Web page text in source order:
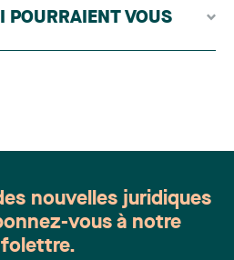
composé de praticiens
la famille provenant de
Cette distinction
POURRAIENT VOUS
nouvelles juridiques
vous à notre